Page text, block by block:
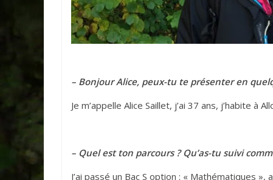
– Bonjour Alice, peux-tu te présenter en
Je m’appelle Alice Saillet, j’ai 37 ans, j’habite
– Quel est ton parcours ? Qu’as-tu suivi
J’ai passé un Bac S option : « Mathématiques